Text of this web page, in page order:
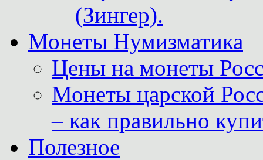
(Зингер).
Монеты Нумизматика
Цены на монеты
Монеты царской
– как правильно
Полезное